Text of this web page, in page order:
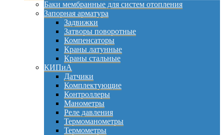
Баки мембранные для систем отопления
Запорная арматура
Задвижки
Затворы поворотные
Компенсаторы
Краны латунные
Краны стальные
КИПиА
Датчики
Комплектующие
Контроллеры
Манометры
Реле давления
Термоманометры
Термометры